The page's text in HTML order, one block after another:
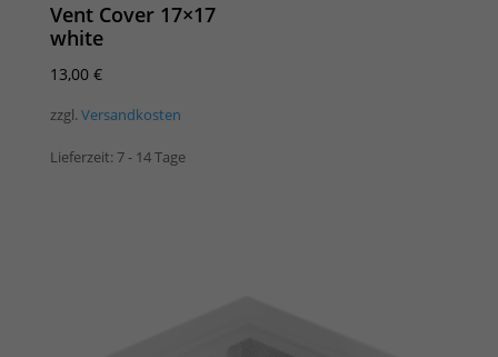
Vent Cover 17×17
white
13,00 €
zzgl. Versandkosten
Lieferzeit: 7 - 14 Tage